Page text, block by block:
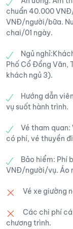
tới vô tận.
Đoàn dừng
cũng như
sáng nơi đây.
♦️ Bát Đại
ở xã Bát Đại
thêm mê
non nước
tình, nhìn
liền với câu
thơ ấu. Hiện
truyền do
chiến đấu
♦️ Làng bản
bản biên
biên giới
đồng bào
trưng là
trình tường
nhà đều
về những
chuẩn 40.000
VNĐ/người/bữa.
chai/01 ngày.
Ngủ
Phố Cổ Đồng Văn,
khách ngủ 3).
Hướng dẫn
vụ suốt hành trình.
Vé tham
có phí, vé thuyền
Bảo hiểm: Phí
VNĐ/người/vụ. Áo
Vé xe giường
Các chi phí
chương trình.